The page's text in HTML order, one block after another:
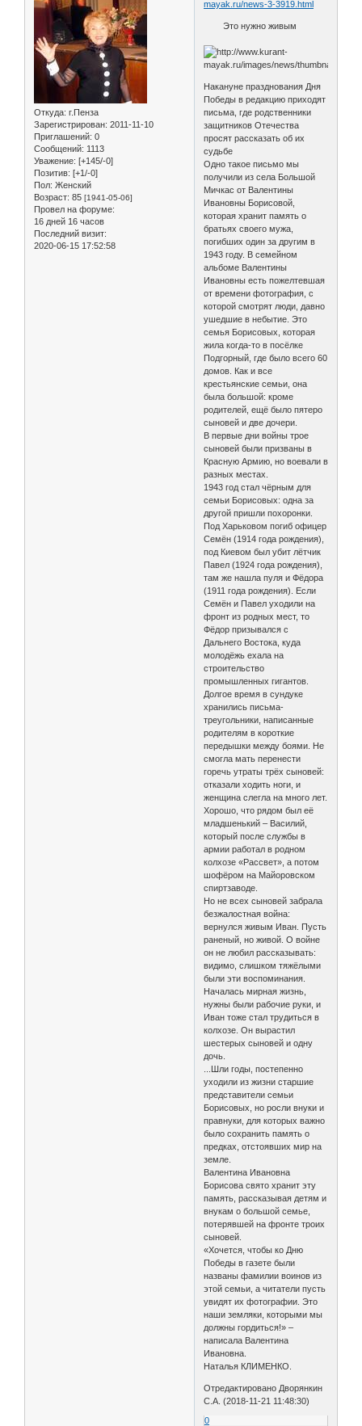
Откуда: г.Пенза
Зарегистрирован: 2011-11-10
Приглашений: 0
Сообщений: 1113
Уважение: [+145/-0]
Позитив: [+1/-0]
Пол: Женский
Возраст: 85 [1941-05-06]
Провел на форуме:
16 дней 16 часов
Последний визит:
2020-06-15 17:52:58
mayak.ru/news-3-3919.html
Это нужно живым
Накануне празднования Дня
Победы в редакцию приходят
письма, где родственники
защитников Отечества
просят рассказать об их
судьбе
Одно такое письмо мы
получили из села Большой
Мичкас от Валентины
Ивановны Борисовой,
которая хранит память о
братьях своего мужа,
погибших один за другим в
1943 году. В семейном
альбоме Валентины
Ивановны есть пожелтевшая
от времени фотография, с
которой смотрят люди, давно
ушедшие в небытие. Это
семья Борисовых, которая
жила когда-то в посёлке
Подгорный, где было всего 60
домов. Как и все
крестьянские семьи, она
была большой: кроме
родителей, ещё было пятеро
сыновей и две дочери.
В первые дни войны трое
сыновей были призваны в
Красную Армию, но воевали в
разных местах.
1943 год стал чёрным для
семьи Борисовых: одна за
другой пришли похоронки.
Под Харьковом погиб офицер
Семён (1914 года рождения),
под Киевом был убит лётчик
Павел (1924 года рождения),
там же нашла пуля и Фёдора
(1911 года рождения). Если
Семён и Павел уходили на
фронт из родных мест, то
Фёдор призывался с
Дальнего Востока, куда
молодёжь ехала на
строительство
промышленных гигантов.
Долгое время в сундуке
хранились письма-
треугольники, написанные
родителям в короткие
передышки между боями. Не
смогла мать перенести
горечь утраты трёх сыновей:
отказали ходить ноги, и
женщина слегла на много лет.
Хорошо, что рядом был её
младшенький – Василий,
который после службы в
армии работал в родном
колхозе «Рассвет», а потом
шофёром на Майоровском
спиртзаводе.
Но не всех сыновей забрала
безжалостная война:
вернулся живым Иван. Пусть
раненый, но живой. О войне
он не любил рассказывать:
видимо, слишком тяжёлыми
были эти воспоминания.
Началась мирная жизнь,
нужны были рабочие руки, и
Иван тоже стал трудиться в
колхозе. Он вырастил
шестерых сыновей и одну
дочь.
...Шли годы, постепенно
уходили из жизни старшие
представители семьи
Борисовых, но росли внуки и
правнуки, для которых важно
было сохранить память о
предках, отстоявших мир на
земле.
Валентина Ивановна
Борисова свято хранит эту
память, рассказывая детям и
внукам о большой семье,
потерявшей на фронте троих
сыновей.
«Хочется, чтобы ко Дню
Победы в газете были
названы фамилии воинов из
этой семьи, а читатели пусть
увидят их фотографии. Это
наши земляки, которыми мы
должны гордиться!» –
написала Валентина
Ивановна.
Наталья КЛИМЕНКО.
Отредактировано Дворянкин
С.А. (2018-11-21 11:48:30)
0